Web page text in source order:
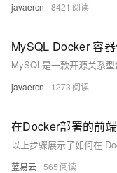
javaercn 8421
MySQL Docker 容
javaercn 1273
在Docker部署的前
蓝易云 565